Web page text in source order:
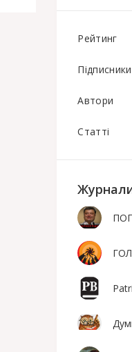
Рейтинг
Підписники
Автори
Статті